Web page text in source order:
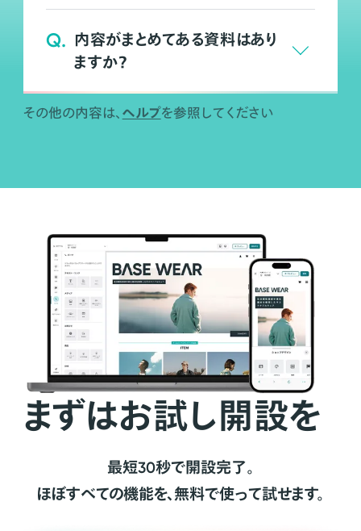
Q. 内容がまとめてある資料はあり
ますか？
その他の内容は、 ヘルプを参照してください
まずはお試し開設を
最短30秒で開設完了。
ほぼすべての機能を、無料で使って試せます。